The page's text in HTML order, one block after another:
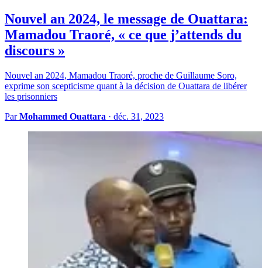
Nouvel an 2024, le message de Ouattara:
Mamadou Traoré, « ce que j’attends du
discours »
Nouvel an 2024, Mamadou Traoré, proche de Guillaume Soro,
exprime son scepticisme quant à la décision de Ouattara de libérer
les prisonniers
ParMohammed Ouattara · déc. 31, 2023